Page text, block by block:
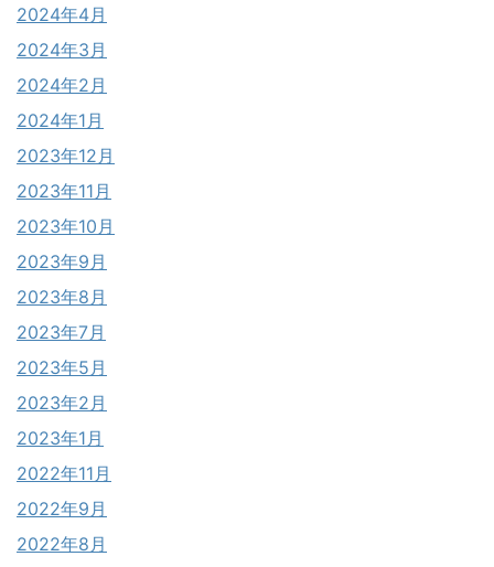
2024年4月
2024年3月
2024年2月
2024年1月
2023年12月
2023年11月
2023年10月
2023年9月
2023年8月
2023年7月
2023年5月
2023年2月
2023年1月
2022年11月
2022年9月
2022年8月